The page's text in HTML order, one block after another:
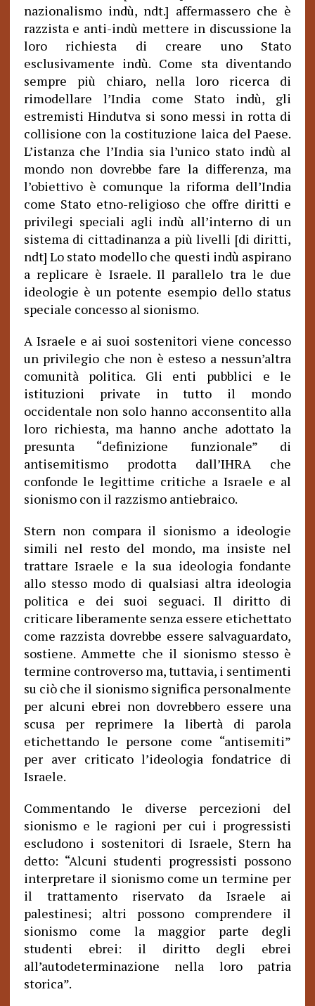
nazionalismo indù, ndt.] affermassero che è
razzista e anti-indù mettere in discussione la
loro richiesta di creare uno Stato
esclusivamente indù. Come sta diventando
sempre più chiaro, nella loro ricerca di
rimodellare l’India come Stato indù, gli
estremisti Hindutva si sono messi in rotta di
collisione con la costituzione laica del Paese.
L’istanza che l’India sia l’unico stato indù al
mondo non dovrebbe fare la differenza, ma
l’obiettivo è comunque la riforma dell’India
come Stato etno-religioso che offre diritti e
privilegi speciali agli indù all’interno di un
sistema di cittadinanza a più livelli [di diritti,
ndt] Lo stato modello che questi indù aspirano
a replicare è Israele. Il parallelo tra le due
ideologie è un potente esempio dello status
speciale concesso al sionismo.
A Israele e ai suoi sostenitori viene concesso
un privilegio che non è esteso a nessun’altra
comunità politica. Gli enti pubblici e le
istituzioni private in tutto il mondo
occidentale non solo hanno acconsentito alla
loro richiesta, ma hanno anche adottato la
presunta “definizione funzionale” di
antisemitismo prodotta dall’IHRA che
confonde le legittime critiche a Israele e al
sionismo con il razzismo antiebraico.
Stern non compara il sionismo a ideologie
simili nel resto del mondo, ma insiste nel
trattare Israele e la sua ideologia fondante
allo stesso modo di qualsiasi altra ideologia
politica e dei suoi seguaci. Il diritto di
criticare liberamente senza essere etichettato
come razzista dovrebbe essere salvaguardato,
sostiene. Ammette che il sionismo stesso è
termine controverso ma, tuttavia, i sentimenti
su ciò che il sionismo significa personalmente
per alcuni ebrei non dovrebbero essere una
scusa per reprimere la libertà di parola
etichettando le persone come “antisemiti”
per aver criticato l’ideologia fondatrice di
Israele.
Commentando le diverse percezioni del
sionismo e le ragioni per cui i progressisti
escludono i sostenitori di Israele, Stern ha
detto: “Alcuni studenti progressisti possono
interpretare il sionismo come un termine per
il trattamento riservato da Israele ai
palestinesi; altri possono comprendere il
sionismo come la maggior parte degli
studenti ebrei: il diritto degli ebrei
all’autodeterminazione nella loro patria
storica”.